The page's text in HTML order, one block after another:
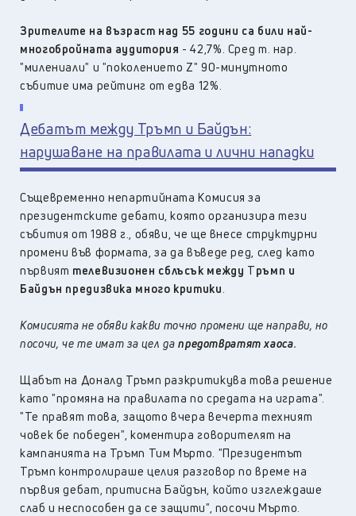
Зрителите на възраст над 55 години са били най-
многобройната аудитория - 42,7%. Сред т. нар.
"милениали" и "поколението Z" 90-минутното
събитие има рейтинг от едва 12%.
Дебатът между Тръмп и Байдън:
нарушаване на правилата и лични нападки
Същевременно непартийната Комисия за
президентските дебати, която организира тези
събития от 1988 г., обяви, че ще внесе структурни
промени във формата, за да въведе ред, след като
първият телевизионен сблъсък между Тръмп и
Байдън предизвика много критики.
Комисията не обяви какви точно промени ще направи, но
посочи, че те имат за цел дапредотвратят хаоса.
Щабът на Доналд Тръмп разкритикува това решение
като "промяна на правилата по средата на играта".
"Те правят това, защото вчера вечерта техният
човек бе победен", коментира говорителят на
кампанията на Тръмп Тим Мърто. "Президентът
Тръмп контролираше целия разговор по време на
първия дебат, притисна Байдън, който изглеждаше
слаб и неспособен да се защити", посочи Мърто.